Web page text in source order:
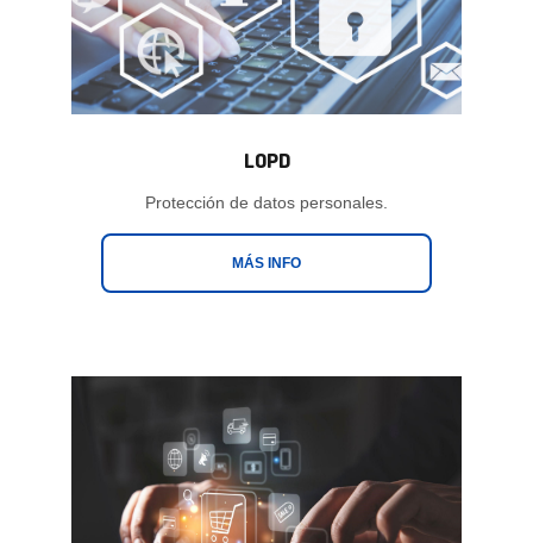
LOPD
Protección de datos personales.
MÁS INFO